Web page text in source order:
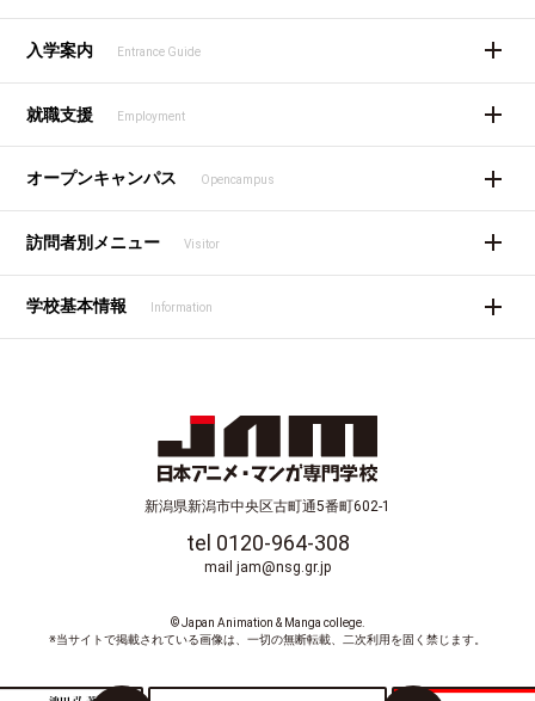
入学案内 Entrance Guide
就職支援 Employment
オープンキャンパス Opencampus
訪問者別メニュー Visitor
学校基本情報 Information
新潟県新潟市中央区古町通5番町602-1
tel 0120-964-308
mail jam@nsg.gr.jp
© Japan Animation & Manga college.
※当サイトで掲載されている画像は、一切の無断転載、二次利用を固く禁じます。